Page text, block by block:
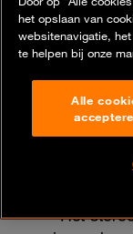
belang van
cybersecurity.
cybersecurity
menselijke
essentiële rol
"Het
het opslaan van
websitenavigatie,
te helpen bij onze
Alle